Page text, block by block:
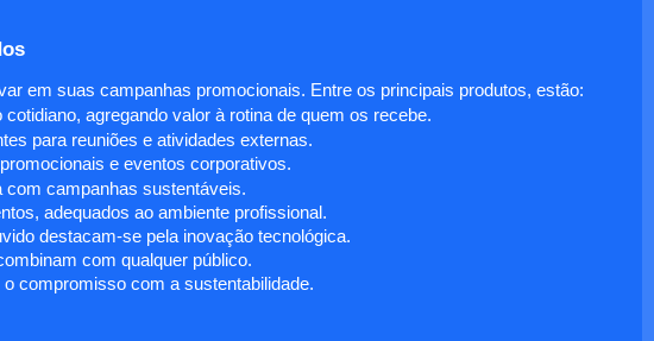
em suas campanhas promocionais. Entre os principais produtos, estão:
agregando valor à rotina de quem os recebe.
para reuniões e atividades externas.
e eventos corporativos.
com campanhas sustentáveis.
adequados ao ambiente profissional.
destacam-se pela inovação tecnológica.
com qualquer público.
compromisso com a sustentabilidade.